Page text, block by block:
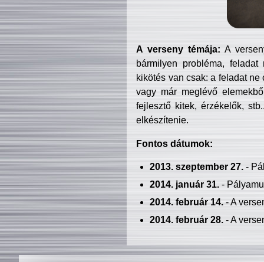
A verseny témája: A
bármilyen probléma, feladat
kikötés van csak: a feladat
vagy már meglévő
fejlesztő kitek, érzékelők,
elkészítenie.
Fontos dátumok:
2013. szeptember 27.-
2014. január 31.-
2014. február 14.- A
2014. február 28.- A